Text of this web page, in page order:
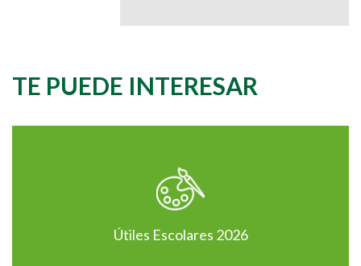
TE PUEDE INTERESAR
Útiles Escolares 2026